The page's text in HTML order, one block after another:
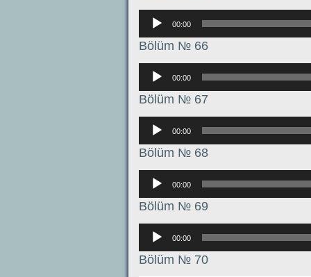
Аудиоплеер
00:00
Bölüm № 66
Аудиоплеер
00:00
Bölüm № 67
Аудиоплеер
00:00
Bölüm № 68
Аудиоплеер
00:00
Bölüm № 69
Аудиоплеер
00:00
Bölüm № 70